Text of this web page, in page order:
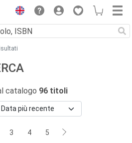
catalogo 96 titoli
3 4 5